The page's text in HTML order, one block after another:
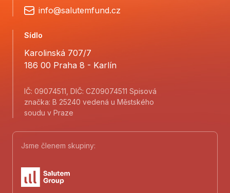
info@salutemfund.cz
Sídlo
Karolinská 707/7
186 00 Praha 8 - Karlín
IČ: 09074511, DIČ: CZ09074511 Spisová
značka: B 25240 vedená u Městského
soudu v Praze
Jsme členem skupiny: